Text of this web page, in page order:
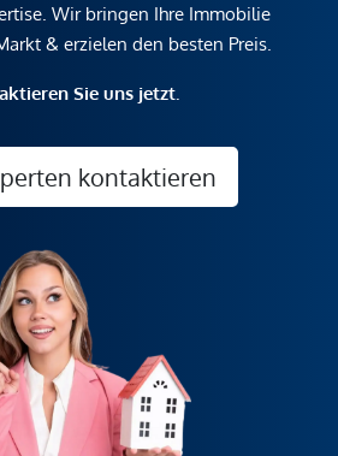
Wir bringen Ihre Immobilie
& erzielen den besten Preis.
Sie uns jetzt.
kontaktieren